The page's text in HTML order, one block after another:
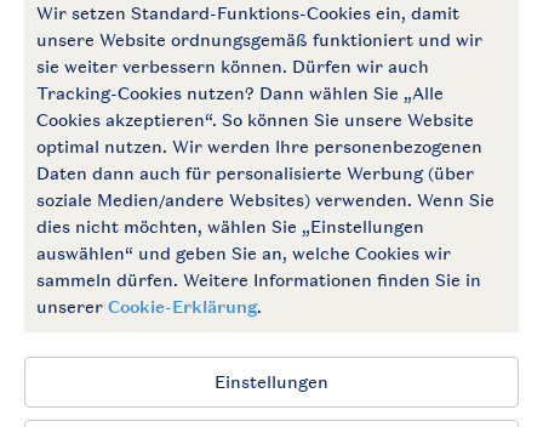
Follow Us
facebookinstagram
Zum Newsletter anmelden
Zahlungsmöglichkeiten
Allgemeine Bedingungen Impressum